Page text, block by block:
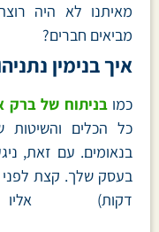
מאיתנו לא היה
מביאים חברים?
איך בנימין
כמובניתוח של ברק
כל הכלים
דקות)